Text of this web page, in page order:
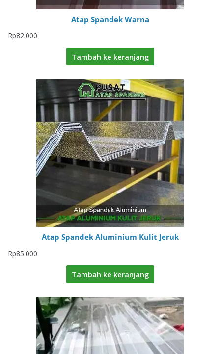
Atap Spandek Warna
Rp82.000
Tambah ke keranjang
Atap Spandek Aluminium Kulit Jeruk
Rp85.000
Tambah ke keranjang